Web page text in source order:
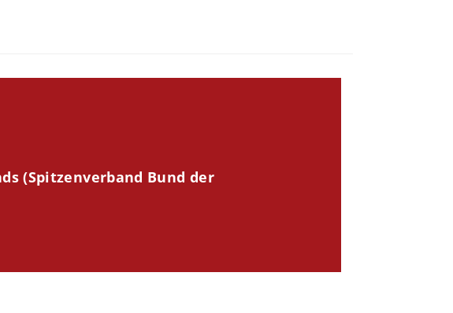
(Spitzenverband Bund der